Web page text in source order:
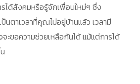
รได้สังคมหรือรู้จักเพื่อนใหม่ๆ ซึ่ง
นตาเวลาที่คุณไม่อยู่บ้านแล้ว เวลามี
ะขอความช่วยเหลือกันได้ แม้แต่การได้